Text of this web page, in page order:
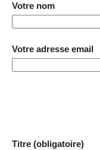
Votre nom
Votre adresse email
Titre (obligatoire)